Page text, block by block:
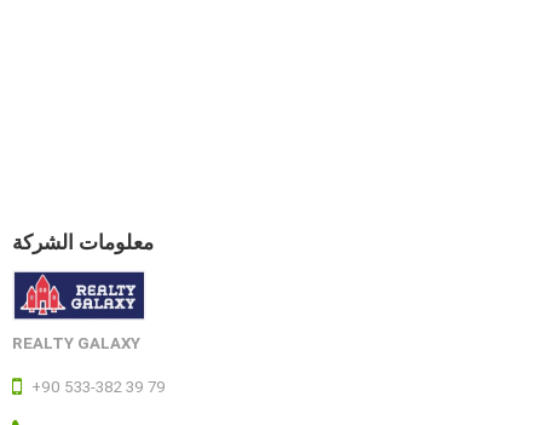
معلومات الشركة
REALTY GALAXY
+90 533-382 39 79